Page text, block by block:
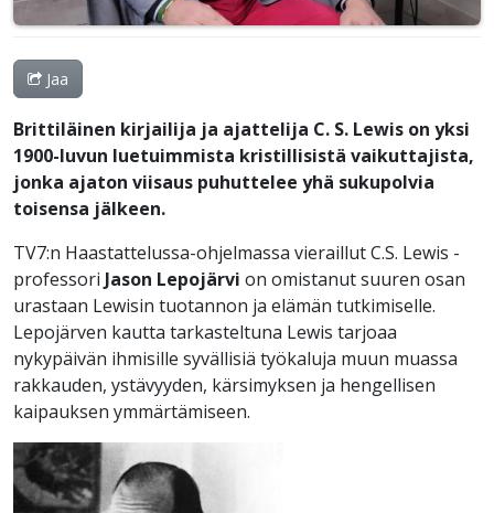
Jaa
Brittiläinen kirjailija ja ajattelija C. S. Lewis on yksi
1900-luvun luetuimmista kristillisistä vaikuttajista,
jonka ajaton viisaus puhuttelee yhä sukupolvia
toisensa jälkeen.
TV7:n Haastattelussa-ohjelmassa vieraillut C.S. Lewis -
professori Jason Lepojärvi on omistanut suuren osan
urastaan Lewisin tuotannon ja elämän tutkimiselle.
Lepojärven kautta tarkasteltuna Lewis tarjoaa
nykypäivän ihmisille syvällisiä työkaluja muun muassa
rakkauden, ystävyyden, kärsimyksen ja hengellisen
kaipauksen ymmärtämiseen.